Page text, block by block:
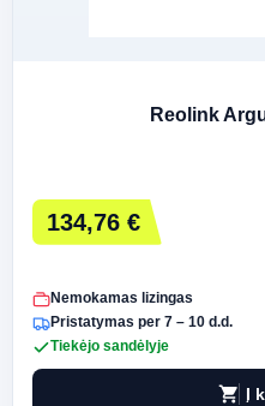
Reolink
134,76 €
Nemokamas lizingas
Pristatymas per 7 – 10 d.d.
Tiekėjo sandėlyje
shopping_cart Į